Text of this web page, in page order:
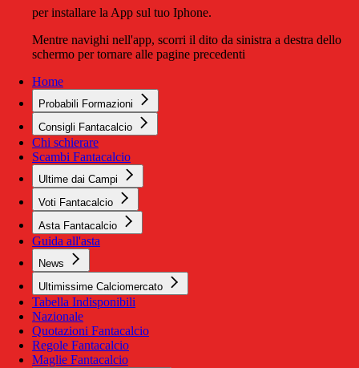
per installare la App sul tuo Iphone.
Mentre navighi nell'app, scorri il dito da sinistra a destra dello
schermo per tornare alle pagine precedenti
Home
Probabili Formazioni
Consigli Fantacalcio
Chi schierare
Scambi Fantacalcio
Ultime dai Campi
Voti Fantacalcio
Asta Fantacalcio
Guida all'asta
News
Ultimissime Calciomercato
Tabella Indisponibili
Nazionale
Quotazioni Fantacalcio
Regole Fantacalcio
Maglie Fantacalcio